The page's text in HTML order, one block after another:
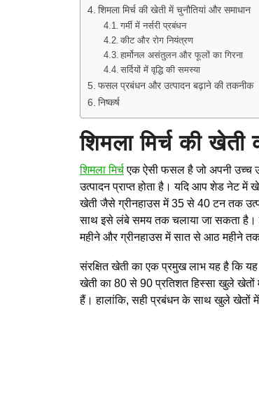
शिमला मिर्च की खेती में चुनौतियां और समाधान
गर्मी में नर्सरी प्रबंधन
कीट और रोग नियंत्रण
हार्मोनल असंतुलन और फूलों का गिरना
सर्दियों में वृद्धि की समस्या
फसल प्रबंधन और उत्पादन बढ़ाने की तकनीक
निष्कर्ष
शिमला मिर्च की खेती
शिमला मिर्चएक ऐसी फसल है जो अपनी उच्च
उत्पादन प्राप्त होता है। यदि आप शेड नेट में
खेती जैसे ग्रीनहाउस में 35 से 40 टन तक
साथ इसे लंबे समय तक चलाया जा सकता
महीने और ग्रीनहाउस में सात से आठ महीने
संरक्षित खेती का एक प्रमुख लाभ यह है कि
खेती का 80 से 90 प्रतिशत हिस्सा खुले खेतों
हैं। हालांकि, सही प्रबंधन के साथ खुले खेतों